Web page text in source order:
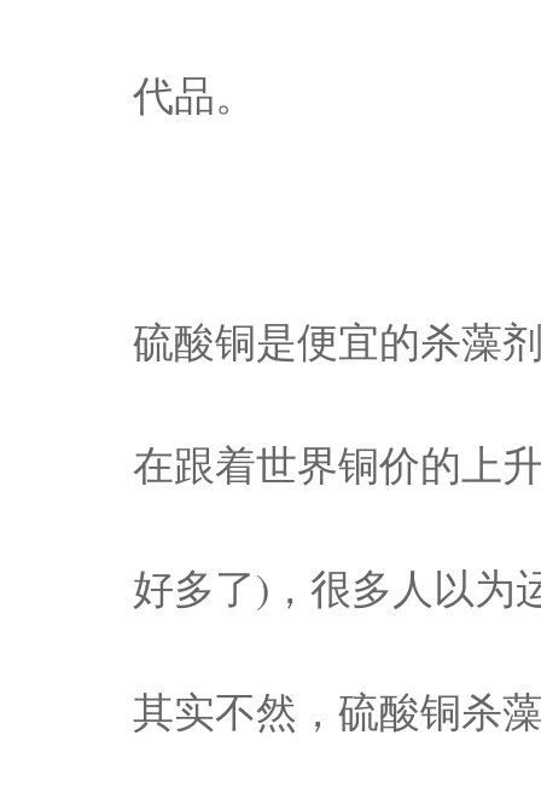
代品。
硫酸铜是便宜的杀藻
在跟着世界铜价的上
好多了)，很多人以为
其实不然，硫酸铜杀